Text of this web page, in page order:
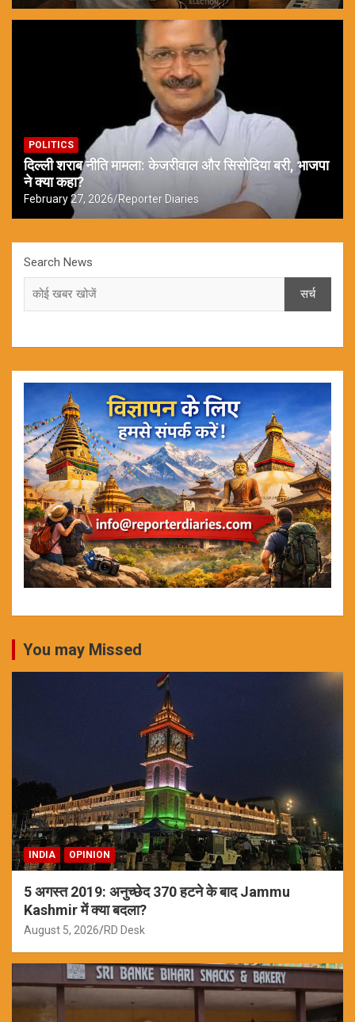
POLITICS
दिल्ली शराब नीति मामला: केजरीवाल और सिसोदिया बरी, भाजपा
ने क्या कहा?
February 27, 2026 Reporter Diaries
Search News
सर्च
You may Missed
INDIA OPINION
5 अगस्त 2019: अनुच्छेद 370 हटने के बाद Jammu
Kashmir में क्या बदला?
August 5, 2026 RD Desk